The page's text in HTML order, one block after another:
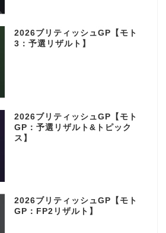
2026ブリティッシュGP【モト
3：予選リザルト】
2026ブリティッシュGP【モト
GP：予選リザルト&トピック
ス】
2026ブリティッシュGP【モト
GP：FP2リザルト】